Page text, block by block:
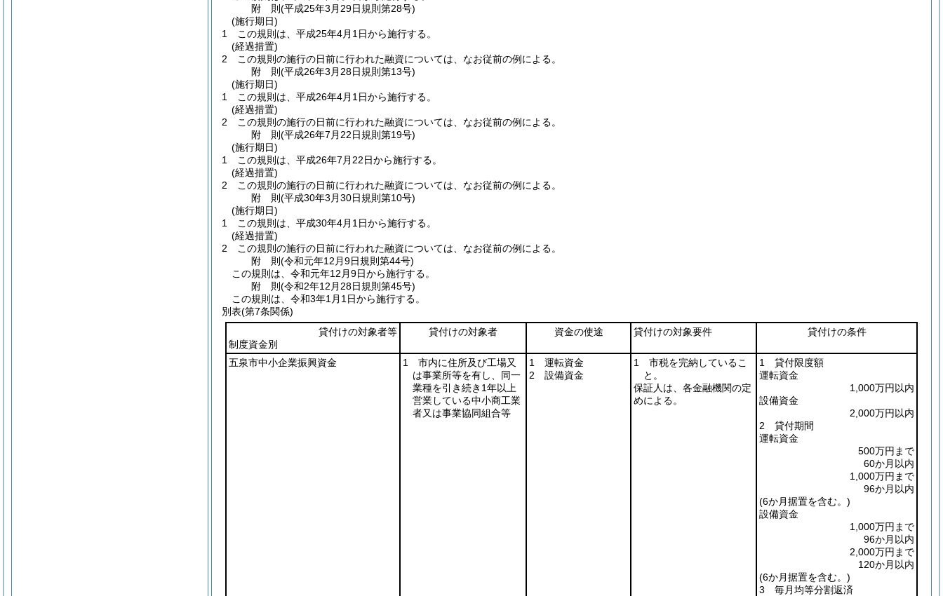
附 則(平成25年3月29日規則第28号)
(施行期日)
1
この規則は、平成25年4月1日から施行する。
(経過措置)
2
この規則の施行の日前に行われた融資については、なお従前の例による。
附 則(平成26年3月28日規則第13号)
(施行期日)
1
この規則は、平成26年4月1日から施行する。
(経過措置)
2
この規則の施行の日前に行われた融資については、なお従前の例による。
附 則(平成26年7月22日規則第19号)
(施行期日)
1
この規則は、平成26年7月22日から施行する。
(経過措置)
2
この規則の施行の日前に行われた融資については、なお従前の例による。
附 則(平成30年3月30日規則第10号)
(施行期日)
1
この規則は、平成30年4月1日から施行する。
(経過措置)
2
この規則の施行の日前に行われた融資については、なお従前の例による。
附 則(令和元年12月9日規則第44号)
この規則は、令和元年12月9日から施行する。
附 則(令和2年12月28日規則第45号)
この規則は、令和3年1月1日から施行する。
別表(第7条関係)
貸付けの対象者等
制度資金別
貸付けの対象者 資金の使途 貸付けの対象要件 貸付けの条件
五泉市中小企業振興資金
1 市内に住所及び工場又
は事業所等を有し、同一
業種を引き続き1年以上
営業している中小商工業
者又は事業協同組合等
1 運転資金
2 設備資金
1 市税を完納しているこ
と。
保証人は、各金融機関の定
めによる。
1 貸付限度額
運転資金
1,000万円以内
設備資金
2,000万円以内
2 貸付期間
運転資金
500万円まで
60か月以内
1,000万円まで
96か月以内
(6か月据置を含む。)
設備資金
1,000万円まで
96か月以内
2,000万円まで
120か月以内
(6か月据置を含む。)
3 毎月均等分割返済